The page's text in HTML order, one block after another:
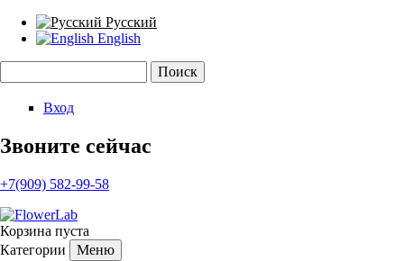
Русский
English
Форма поиска
Вход
Звоните сейчас
+7(909) 582-99-58
Корзина пуста
Категории
Меню